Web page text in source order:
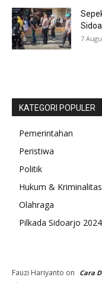
7
KATEGORI POPULER
Pemerintahan
Peristiwa
Politik
Hukum & Kriminalitas
Olahraga
Pilkada Sidoarjo 2024
Fauzi Hariyanto on
Cara